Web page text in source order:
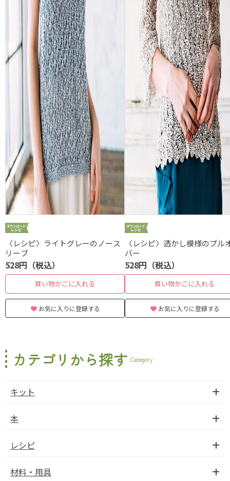
〈レシピ〉ライトグレーのノース
リーブ
528円（税込）
買い物かごに入れる
お気に入りに登録する
〈レシピ〉透かし模様のプル
バー
528円（税込）
買い物かごに入れる
お気に入りに登録する
カテゴリから探す Category
キット
本
レシピ
材料・用具